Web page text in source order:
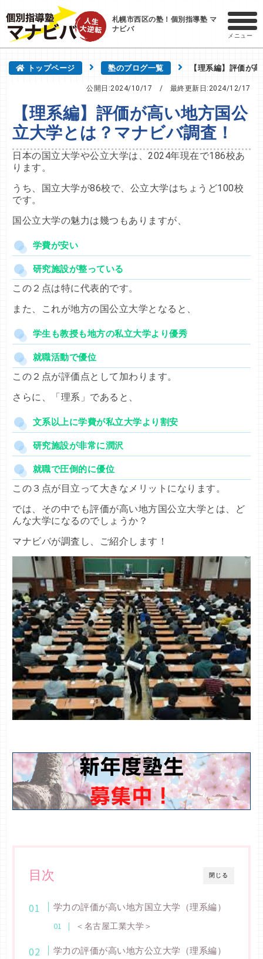
札幌市西区の塾！個別指導塾 マ
ナビバ
メニュー
トップページ 塾のブログ一覧 【理系編】評価が
公開日:2024/10/17 / 最終更新日:2024/12/17
【理系編】評価が高い地方国公
立大学とは？マナビバ調査！
日本の国立大学や公立大学は、2024年現在で186校あ
ります。
うち、国立大学が86校で、公立大学はちょうど100校
です。
国公立大学の魅力は幾つもありますが、
学費が安い
研究施設が整っている
この２点は特に代表的です。
また、これが地方の国公立大学となると、
学生も教授も地方の私立大学より優秀
就職活動で優位
この２点が評価点として加わります。
さらに、「理系」であると、
文系以上に学費が私立大学より割安
研究施設が非常に潤沢
就職で圧倒的に優位
この３点が目立って大きなメリットになります。
では、その中でも評価が高い地方国公立大学とは、ど
んな大学になるのでしょうか？
マナビバが調査し、ご紹介します！
閉じる
目次
学力の評価が高い地方国立大学（理系編）
＜名古屋工業大学＞
学力の評価が高い地方公立大学（理系編）